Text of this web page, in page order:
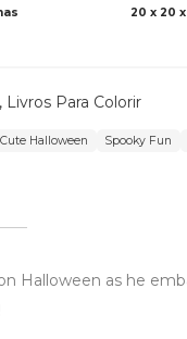
20 x 20
, Livros Para Colorir
Cute Halloween Spooky Fun
Halloween as he